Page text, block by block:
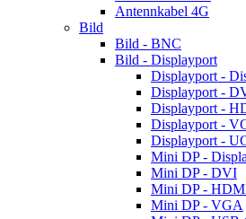
Antennkabel 4G
Bild
Bild - BNC
Bild - Displayport
Displayport -
Displayport -
Displayport -
Displayport -
Displayport -
Mini DP -
Mini DP - DVI
Mini DP -
Mini DP - VGA